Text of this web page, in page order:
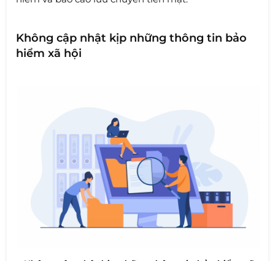
Không cập nhật kịp những thông tin bảo
hiểm xã hội